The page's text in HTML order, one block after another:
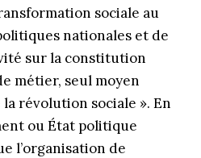
sociale au
nationales et de
sur la constitution
métier, seul moyen
la révolution sociale ». En
ou État politique
l’organisation de